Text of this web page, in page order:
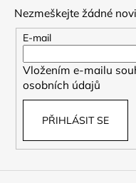
Nezmeškejte žádné
E-mail
Vložením e-mailu
osobních údajů
PŘIHLÁSIT SE